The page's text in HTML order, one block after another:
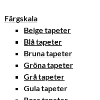
Färgskala
Beige tapeter
Blå tapeter
Bruna tapeter
Gröna tapeter
Grå tapeter
Gula tapeter